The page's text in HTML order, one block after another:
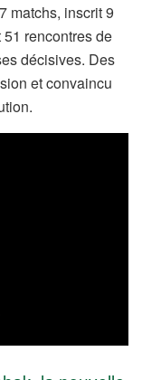
matchs, inscrit 9
rencontres de
décisives. Des
et convaincu